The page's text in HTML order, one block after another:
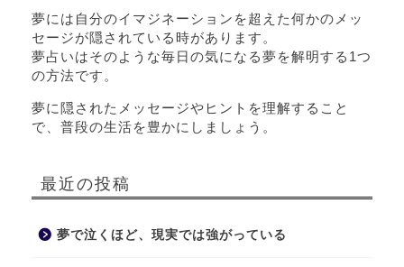
夢には自分のイマジネーションを超えた何かのメッ
セージが隠されている時があります。
夢占いはそのような毎日の気になる夢を解明する1つ
の方法です。
夢に隠されたメッセージやヒントを理解すること
で、普段の生活を豊かにしましょう。
最近の投稿
夢で泣くほど、現実では強がっている